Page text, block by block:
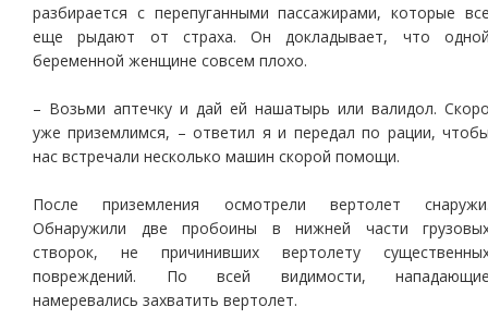
разбирается с перепуганными пассажирами, которые
еще рыдают от страха. Он докладывает, что
беременной женщине совсем плохо.
– Возьми аптечку и дай ей нашатырь или валидол.
уже приземлимся, – ответил я и передал по рации,
нас встречали несколько машин скорой помощи.
После приземления осмотрели вертолет
Обнаружили две пробоины в нижней части
створок, не причинивших вертолету
повреждений. По всей видимости,
намеревались захватить вертолет.